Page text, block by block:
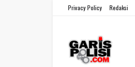
Privacy Policy Redaksi